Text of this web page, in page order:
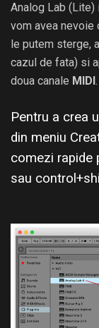
Analog Lab (Lite)
vom avea nevoie
le putem sterge,
cazul de fata) si
doua canale MIDI .
Pentru a crea
din meniu
comezi rapide
sau